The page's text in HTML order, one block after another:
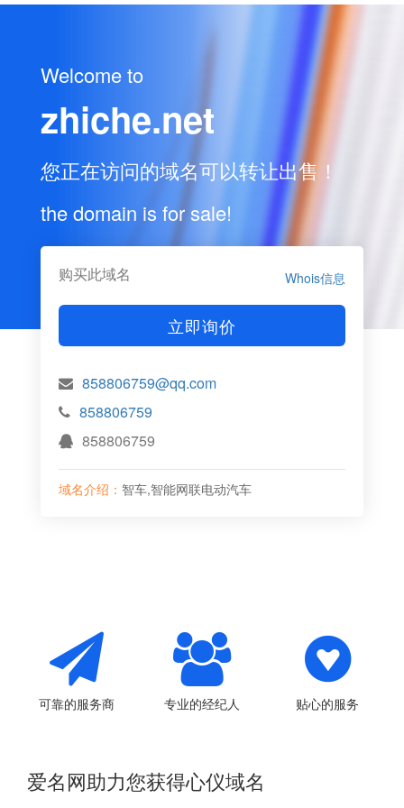
Welcome to
zhiche.net
您正在访问的域名可以转让出售！
the domain is for sale!
购买此域名 Whois信息
立即询价
858806759@qq.com
858806759
858806759
域名介绍： 智车,智能网联电动汽车
可靠的服务商 专业的经纪人 贴心的服务
爱名网助力您获得心仪域名